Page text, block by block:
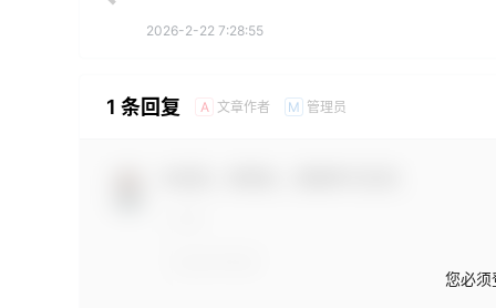
2026-2-22 7:28:55
1 条回复 A 文章作者 M 管理员
您必须